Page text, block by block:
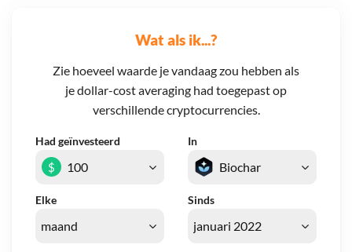
Wat als ik...?
Zie hoeveel waarde je vandaag zou hebben als
je dollar-cost averaging had toegepast op
verschillende cryptocurrencies.
Had geïnvesteerd In
Elke Sinds
$